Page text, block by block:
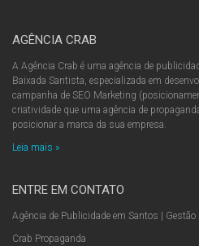
AGÊNCIA CRAB
A Agência Crab é uma agência de
Baixada Santista, especializada em
campanha de SEO Marketing
criatividade que uma agência de
posicionar a marca da sua empresa.
Leia mais »
ENTRE EM CONTATO
Agência de Publicidade em Santos | Gestão
Crab Propaganda